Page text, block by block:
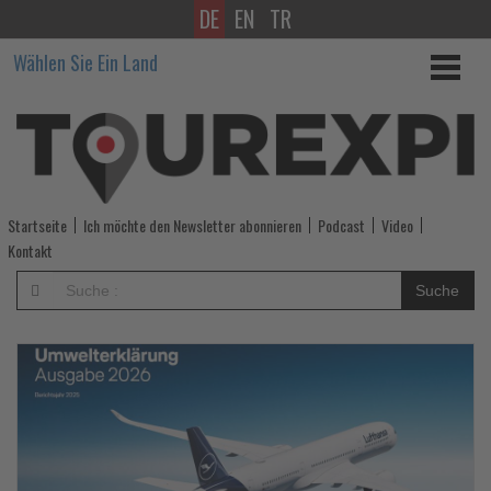
Wissen,
was
im
Tourismus
los
ist!
DE EN TR
Wählen Sie Ein Land
Startseite Ich möchte den Newsletter abonnieren Podcast
Video
Kontakt
Suche
Lesen
die